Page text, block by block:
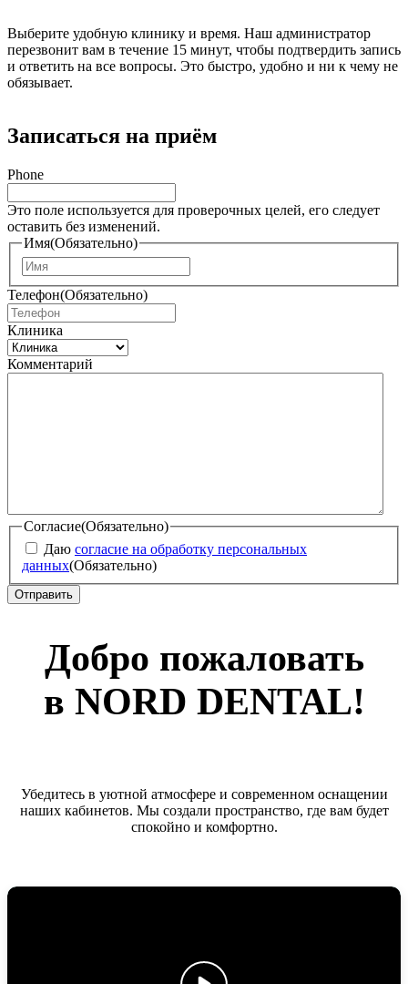
Выберите удобную клинику и время. Наш администратор
перезвонит вам в течение 15 минут, чтобы подтвердить запись
и ответить на все вопросы. Это быстро, удобно и ни к чему не
обязывает.
Записаться на приём
Phone
Это поле используется для проверочных целей, его следует
оставить без изменений.
Имя(Обязательно)
м
Телефон(Обязательно)
Клиника
Комментарий
Согласие(Обязательно)
Даю согласие на обработку персональных
данных(Обязательно)
Добро пожаловать
в NORD DENTAL!
Убедитесь в уютной атмосфере и современном оснащении
наших кабинетов. Мы создали пространство, где вам будет
спокойно и комфортно.